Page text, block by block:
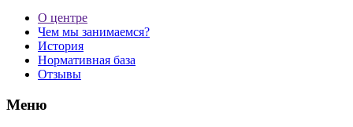
О центре
Чем мы занимаемся?
История
Нормативная база
Отзывы
Меню